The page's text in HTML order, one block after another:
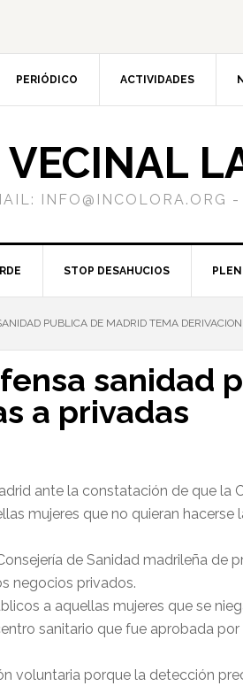
PERIÓDICO ACTIVIDADES
INFO@INCOLORA.ORG
STOP DESAHUCIOS
PUBLICA DE MADRID TEMA
sanidad
a privadas
ante la constatación de que
mujeres que no quieran hacerse
de Sanidad madrileña de
negocios privados.
a aquellas mujeres que se
sanitario que fue aprobada
voluntaria porque la detección